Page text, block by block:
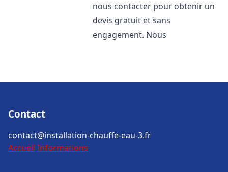
nous contacter pour obtenir un
devis gratuit et sans
engagement. Nous
Contact
contact@installation-chauffe-eau-3.fr
Accueil Informations